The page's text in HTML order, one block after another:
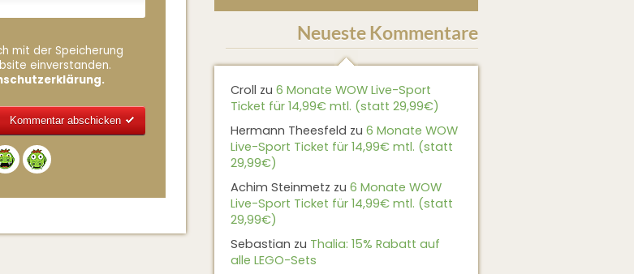
mit der Speicherung
einverstanden.
Neueste Kommentare
Croll zu 6 Monate WOW Live-Sport
Ticket für 14,99€ mtl. (statt 29,99€)
Hermann Theesfeld zu 6 Monate WOW
Live-Sport Ticket für 14,99€ mtl. (statt
29,99€)
Achim Steinmetz zu 6 Monate WOW
Live-Sport Ticket für 14,99€ mtl. (statt
29,99€)
Sebastian zu Thalia: 15% Rabatt auf
alle LEGO-Sets